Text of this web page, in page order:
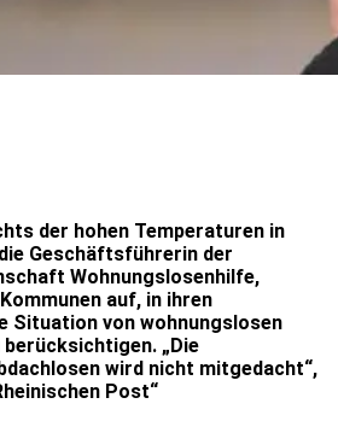
der hohen Temperaturen in
Geschäftsführerin der
Wohnungslosenhilfe,
auf, in ihren
Situation von wohnungslosen
„Die
wird nicht mitgedacht“,
Post“